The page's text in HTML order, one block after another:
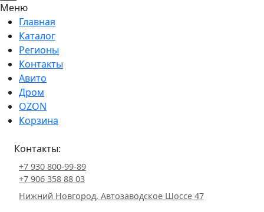
Меню
Главная
Каталог
Регионы
Контакты
Авито
Дром
OZON
Корзина
Контакты:
+7 930 800-99-89
+7 906 358 88 03
Нижний Новгород, Автозаводское Шоссе 47